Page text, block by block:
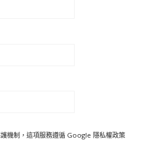
機制，這項服務遵循 Google 隱私權政策